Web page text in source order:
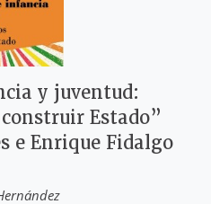
y juventud:
Estado”
e Enrique Fidalgo